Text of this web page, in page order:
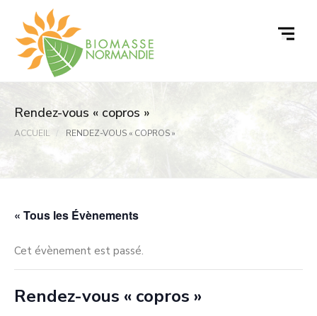
contenu
Rendez-vous « copros »
ACCUEIL RENDEZ-VOUS « COPROS »
« Tous les Évènements
Cet évènement est passé.
Rendez-vous « copros »